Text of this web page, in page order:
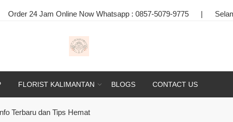
Online Now Whatsapp :0857-5079-9775 | Selamat Datang |
FLORIST KALIMANTAN BLOGS CONTACT US
Terbaru dan Tips Hemat